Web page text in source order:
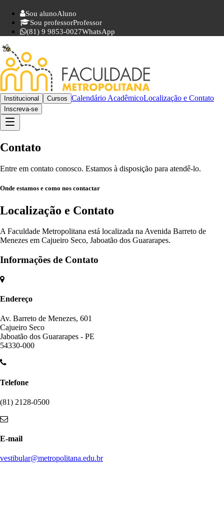
Sou alunoAluno
Sou professorProfessor
(81) 9 9853-0027WhatsApp
Institucional Cursos Calendário AcadêmicoLocalização e Contato
Inscreva-se
Contato
Entre em contato conosco. Estamos à disposição para atendê-lo.
Onde estamos e como nos contactar
Localização e Contato
A Faculdade Metropolitana está localizada na Avenida Barreto de
Menezes em Cajueiro Seco, Jaboatão dos Guararapes.
Informações de Contato
Endereço
Av. Barreto de Menezes, 601
Cajueiro Seco
Jaboatão dos Guararapes - PE
54330-000
Telefone
(81) 2128-0500
E-mail
vestibular@metropolitana.edu.br